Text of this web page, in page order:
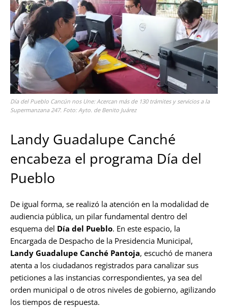
Día del Pueblo Cancún nos Une: Acercan más de 130 trámites y servicios a la
Supermanzana 247. Foto: Ayto. de Benito Juárez
Landy Guadalupe Canché
encabeza el programa Día del
Pueblo
De igual forma, se realizó la atención en la modalidad de
audiencia pública, un pilar fundamental dentro del
esquema del Día del Pueblo. En este espacio, la
Encargada de Despacho de la Presidencia Municipal,
Landy Guadalupe Canché Pantoja, escuchó de manera
atenta a los ciudadanos registrados para canalizar sus
peticiones a las instancias correspondientes, ya sea del
orden municipal o de otros niveles de gobierno, agilizando
los tiempos de respuesta.